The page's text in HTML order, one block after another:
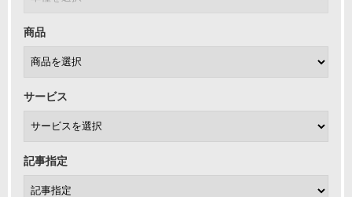
商品
サービス
記事指定